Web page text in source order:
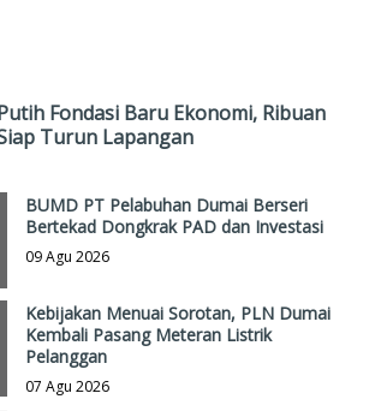
Fondasi Baru Ekonomi, Ribuan
Turun Lapangan
BUMD PT Pelabuhan Dumai Berseri
Bertekad Dongkrak PAD dan Investasi
09 Agu 2026
Kebijakan Menuai Sorotan, PLN Dumai
Kembali Pasang Meteran Listrik
Pelanggan
07 Agu 2026